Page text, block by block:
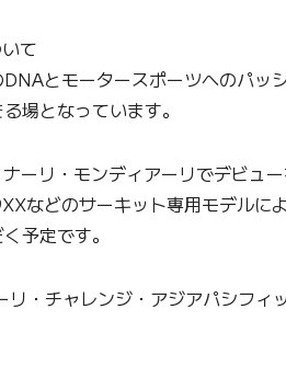
て
とモータースポーツへのパ
場となっています。
リ・モンディアーリでデビュ
などのサーキット専用モデル
予定です。
・チャレンジ・アジアパシフ